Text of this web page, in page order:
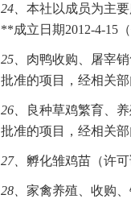
24、 本社以成员为主
**成立日期2012-4-15
25、 肉鸭收购、屠宰
批准的项目，经相关
26、
良种草鸡繁育、
批准的项目，经相关
27、 孵化雏鸡苗（许可
28、 家禽养殖、收购